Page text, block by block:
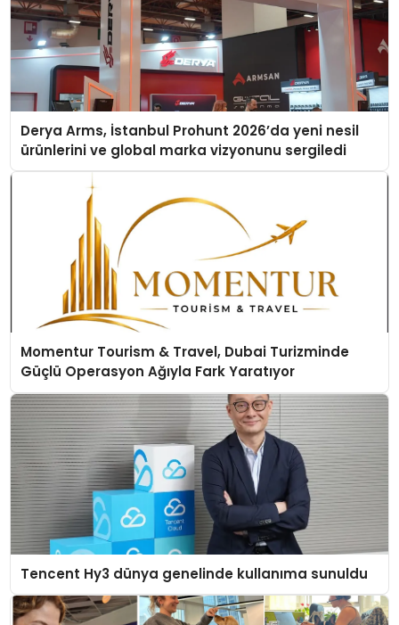
Derya Arms, İstanbul Prohunt 2026’da yeni nesil
ürünlerini ve global marka vizyonunu sergiledi
Momentur Tourism & Travel, Dubai Turizminde
Güçlü Operasyon Ağıyla Fark Yaratıyor
Tencent Hy3 dünya genelinde kullanıma sunuldu